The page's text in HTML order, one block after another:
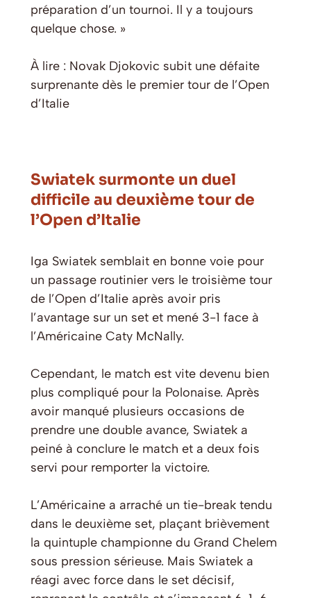
préparation d’un tournoi. Il y a toujours
quelque chose. »
À lire : Novak Djokovic subit une défaite
surprenante dès le premier tour de l’Open
d’Italie
Swiatek surmonte un duel
difficile au deuxième tour de
l’Open d’Italie
Iga Swiatek semblait en bonne voie pour
un passage routinier vers le troisième tour
de l’Open d’Italie après avoir pris
l’avantage sur un set et mené 3-1 face à
l’Américaine Caty McNally.
Cependant, le match est vite devenu bien
plus compliqué pour la Polonaise. Après
avoir manqué plusieurs occasions de
prendre une double avance, Swiatek a
peiné à conclure le match et a deux fois
servi pour remporter la victoire.
L’Américaine a arraché un tie-break tendu
dans le deuxième set, plaçant brièvement
la quintuple championne du Grand Chelem
sous pression sérieuse. Mais Swiatek a
réagi avec force dans le set décisif,